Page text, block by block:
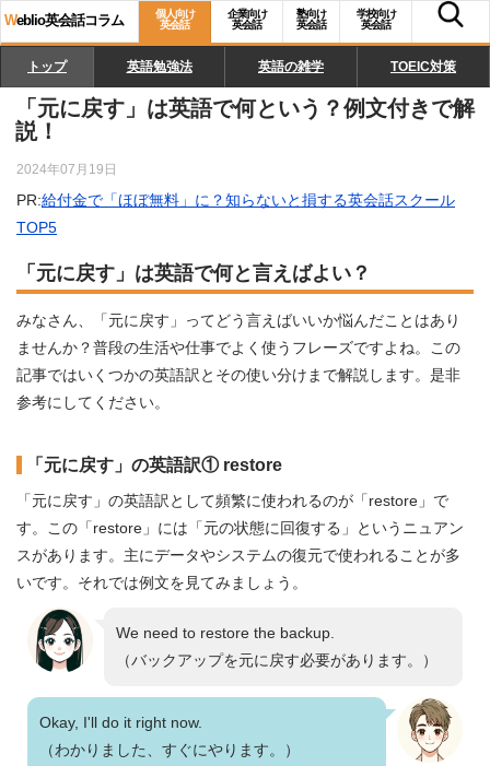
Weblio英会話コラム
個人向け
英会話
企業向け
英会話
塾向け
英会話
学校向け
英会話
トップ 英語勉強法 英語の雑学 TOEIC対策
「元に戻す」は英語で何という？例文付きで解
説！
2024年07月19日
PR:給付金で「ほぼ無料」に？知らないと損する英会話スクール
TOP5
「元に戻す」は英語で何と言えばよい？
みなさん、「元に戻す」ってどう言えばいいか悩んだことはあり
ませんか？普段の生活や仕事でよく使うフレーズですよね。この
記事ではいくつかの英語訳とその使い分けまで解説します。是非
参考にしてください。
「元に戻す」の英語訳① restore
「元に戻す」の英語訳として頻繁に使われるのが「restore」で
す。この「restore」には「元の状態に回復する」というニュアン
スがあります。主にデータやシステムの復元で使われることが多
いです。それでは例文を見てみましょう。
We need to restore the backup.
（バックアップを元に戻す必要があります。）
Okay, I'll do it right now.
（わかりました、すぐにやります。）